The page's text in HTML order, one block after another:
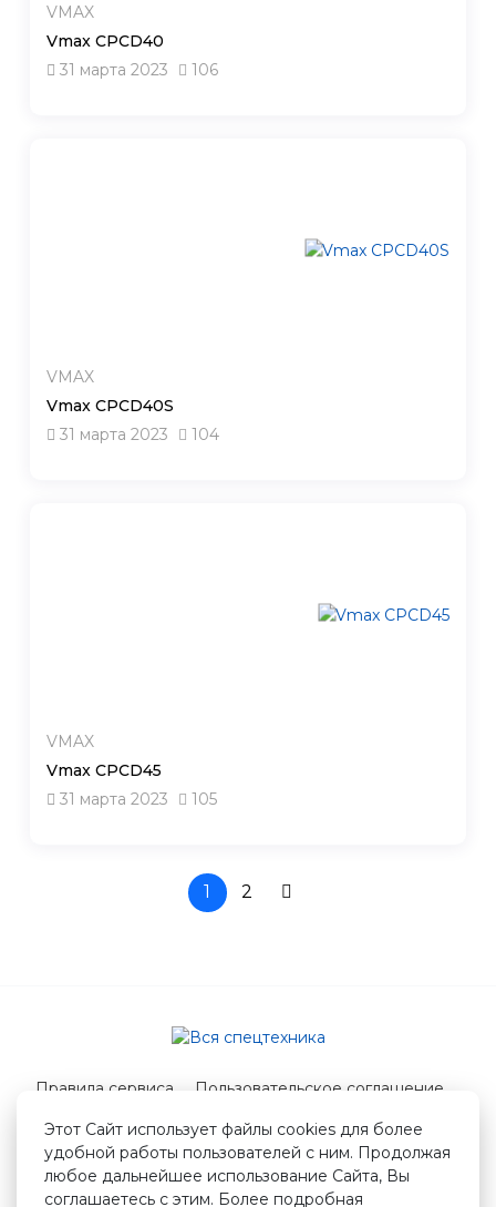
VMAX
Vmax CPCD40
31 марта 2023
106
VMAX
Vmax CPCD40S
31 марта 2023
104
VMAX
Vmax CPCD45
31 марта 2023
105
1 2
Этот Сайт использует файлы cookies для более
удобной работы пользователей с ним. Продолжая
любое дальнейшее использование Сайта, Вы
соглашаетесь с этим. Более подробная
Правила сервиса
Пользовательское соглашение
© 2026 Вся спецтехника
info@vstshop.ru